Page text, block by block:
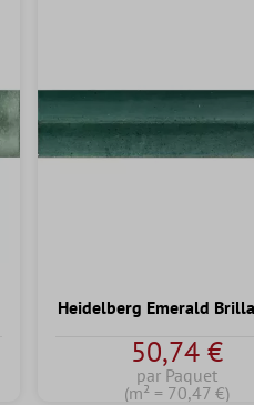
Heidelberg Emerald
50,74 €
par Paquet
(m² = 70,47 €)